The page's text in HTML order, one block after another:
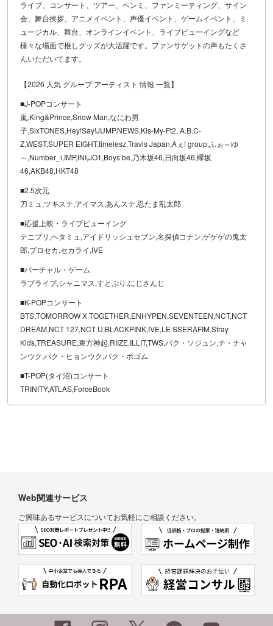
ライブ、コンサート、ツアー、ペンミ、ファンミーティング、サイン
会、舞台挨拶、アニメイベント、声優イベント、ゲームイベント、ミ
ュージカル、舞台、オンラインイベント、ライブビューイングなど
様々な場面で推しグッズが大活躍です。ファンサゲットの声もたくさ
んいただいてます。
【2026 人気 グループ アーティスト 情報 一覧】
■J-POPコンサート
嵐,King&Prince,Snow Man,なにわ男
子,SixTONES,Hey!Say!JUMP,NEWS,Kis-My-Ft2, A.B.C-
Z,WEST,SUPER EIGHT,timelesz,Travis Japan,Aぇ! group,ふぉ～ゆ
～,Number_i,IMP,INI,JO1,Boys be,乃木坂46,日向坂46,欅坂
46,AKB48,HKT48
■2.5次元
刀ミュ,ツキステ,アイマス,あんステ,忍たま乱太郎
■応援上映・ライブビューイング
テニプリ,ヘタミュ,アイドリッシュセブン,名探偵コナン,ゲゲゲの鬼太
郎,プロセカ,セカライ,IVE
■バーチャル・ゲーム
ラブライブ,シャニマス,すとぷり,にじさんじ
■K-POPコンサート
BTS,TOMORROW X TOGETHER,ENHYPEN,SEVENTEEN,NCT,NCT
DREAM,NCT 127,NCT U,BLACKPINK,IVE,LE SSERAFIM,Stray
Kids,TREASURE,東方神起,RIIZE,ILLIT,TWS,パク・ソジュン,チ・チャ
ンウク,パク・ヒョンウク,パク・ボゴム
■T-POP(タイ沼)コンサート
TRINITY,ATLAS,ForceBook
Web関連サービス
ご興味あるサービスについてお気軽にご相談ください。